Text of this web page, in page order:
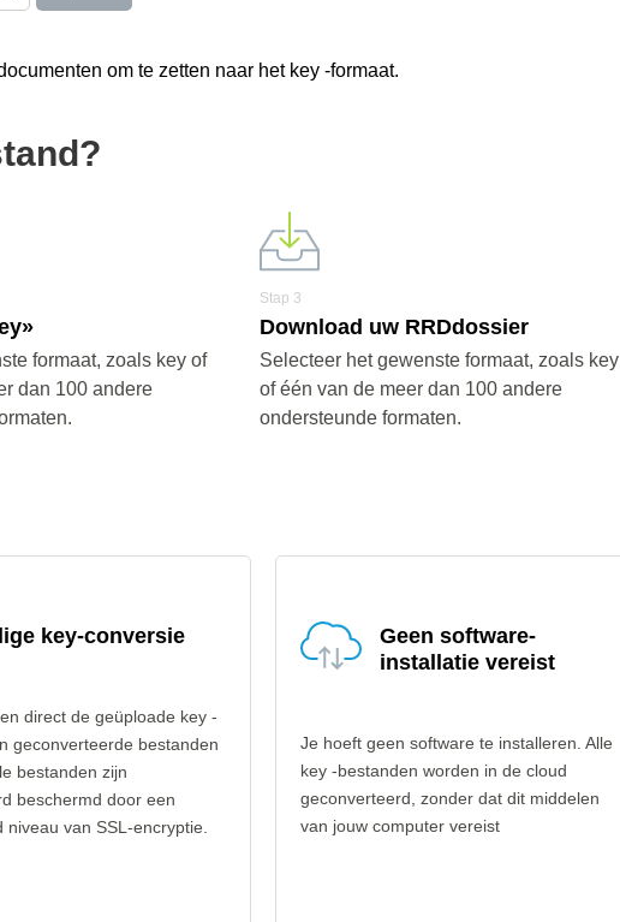
om te zetten naar het key -formaat.
formaat, zoals key of
dan 100 andere
Stap 3
Download uw RRDdossier
Selecteer het gewenste formaat, zoals key
of één van de meer dan 100 andere
ondersteunde formaten.
key-conversie
direct de geüploade key -
geconverteerde bestanden
bestanden zijn
beschermd door een
niveau van SSL-encryptie.
Geen software-
installatie vereist
Je hoeft geen software te installeren. Alle
key -bestanden worden in de cloud
geconverteerd, zonder dat dit middelen
van jouw computer vereist